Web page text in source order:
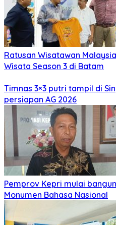
Ratusan Wisatawan
Wisata Season 3 di Batam
Timnas 3×3 putri tampil di
persiapan AG 2026
Pemprov Kepri mulai
Monumen Bahasa Nasional